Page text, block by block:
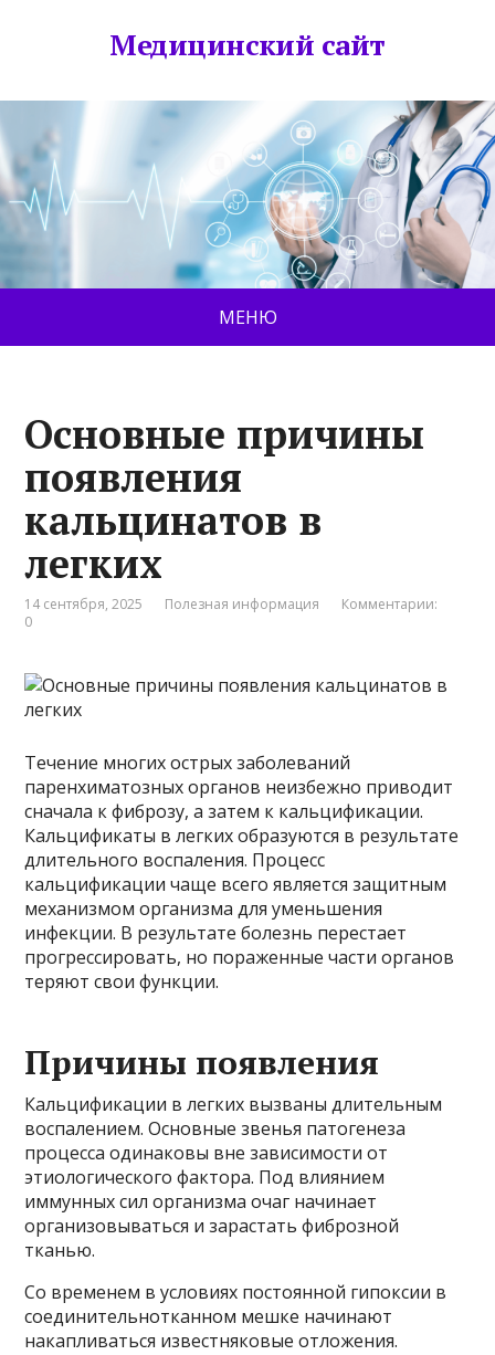
Медицинский сайт
МЕНЮ
Основные причины
появления
кальцинатов в
легких
14 сентября, 2025 Полезная информация
Комментарии:
0
Течение многих острых заболеваний
паренхиматозных органов неизбежно приводит
сначала к фиброзу, а затем к кальцификации.
Кальцификаты в легких образуются в результате
длительного воспаления. Процесс
кальцификации чаще всего является защитным
механизмом организма для уменьшения
инфекции. В результате болезнь перестает
прогрессировать, но пораженные части органов
теряют свои функции.
Причины появления
Кальцификации в легких вызваны длительным
воспалением. Основные звенья патогенеза
процесса одинаковы вне зависимости от
этиологического фактора. Под влиянием
иммунных сил организма очаг начинает
организовываться и зарастать фиброзной
тканью.
Со временем в условиях постоянной гипоксии в
соединительнотканном мешке начинают
накапливаться известняковые отложения.